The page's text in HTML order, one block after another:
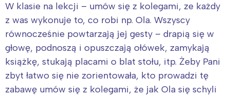
W klasie na lekcji – umów się z kolegami, ze każdy
z was wykonuje to, co robi np. Ola. Wszyscy
równocześnie powtarzają jej gesty – drapią się w
głowę, podnoszą i opuszczają ołówek, zamykają
książkę, stukają placami o blat stołu, itp. Żeby Pani
zbyt łatwo się nie zorientowała, kto prowadzi tę
zabawę umów się z kolegami, że jak Ola się schyli